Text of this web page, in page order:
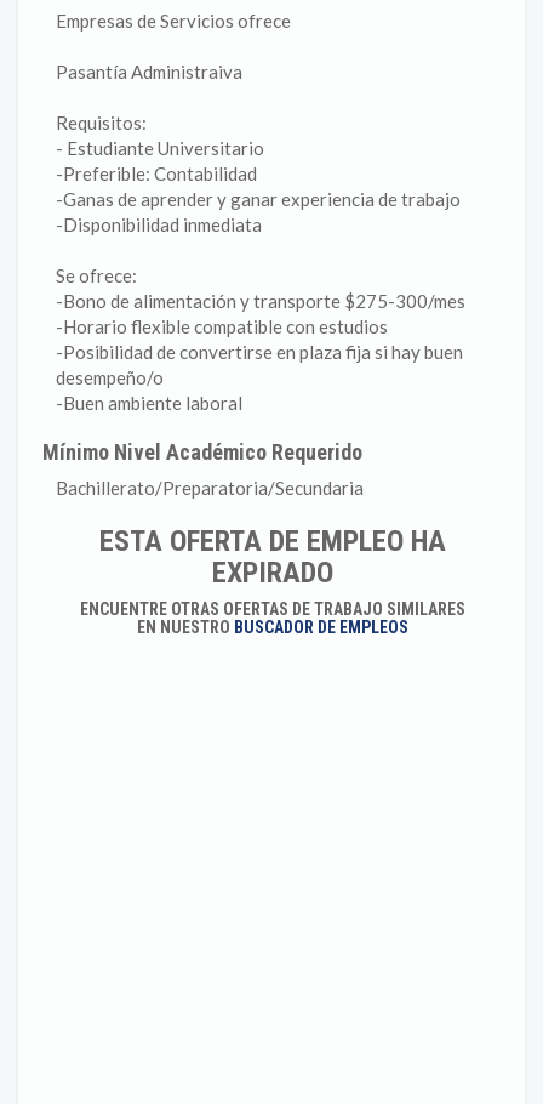
Empresas de Servicios ofrece
Pasantía Administraiva
Requisitos:
- Estudiante Universitario
-Preferible: Contabilidad
-Ganas de aprender y ganar experiencia de trabajo
-Disponibilidad inmediata
Se ofrece:
-Bono de alimentación y transporte $275-300/mes
-Horario flexible compatible con estudios
-Posibilidad de convertirse en plaza fija si hay buen
desempeño/o
-Buen ambiente laboral
Mínimo Nivel Académico Requerido
Bachillerato/Preparatoria/Secundaria
ESTA OFERTA DE EMPLEO HA
EXPIRADO
ENCUENTRE OTRAS OFERTAS DE TRABAJO SIMILARES
EN NUESTRO BUSCADOR DE EMPLEOS